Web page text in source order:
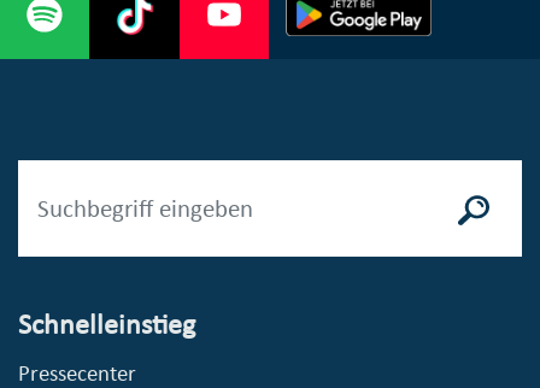
Schnelleinstieg
Pressecenter